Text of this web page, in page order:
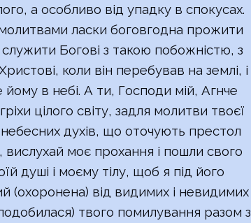
а особливо від упадку в спокусах.
ласки боговгодна прожити
Богові з такою побожністю, з
коли він перебував на землі, і
в небі. А ти, Господи мій, Агнче
цілого світу, задля молитви твоєї
небесних духів, що оточують престол
вислухай моє прохання і пошли свого
душі і моєму тілу, щоб я під його
(охоронена) від видимих і невидимих
твого помилування разом з